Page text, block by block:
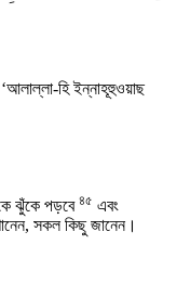
হি ইন্নাহূহুওয়াছ
ঝুঁকে পড়বে ৪৫ এবং
সকল কিছু জানেন।